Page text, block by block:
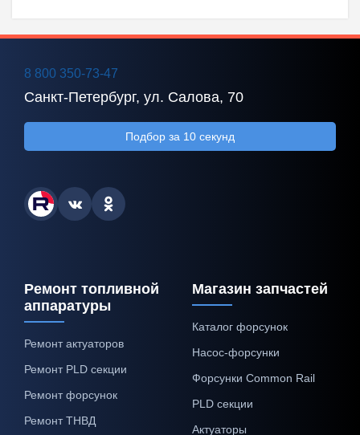
8 800 350-73-47
Санкт-Петербург, ул. Салова, 70
Подбор за 10 секунд
Ремонт топливной
аппаратуры
Ремонт актуаторов
Ремонт PLD секции
Ремонт форсунок
Ремонт ТНВД
Магазин запчастей
Каталог форсунок
Насос-форсунки
Форсунки Common Rail
PLD секции
Актуаторы